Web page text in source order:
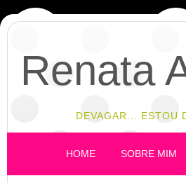
Renata
DEVAGAR... ESTOU
HOME SOBRE MIM